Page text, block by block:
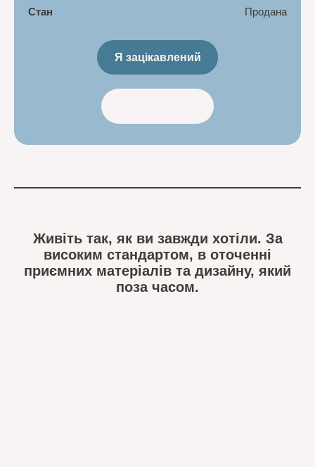
Стан Продана
Я зацікавлений
Живіть так, як ви завжди хотіли. За
високим стандартом, в оточенні
приємних матеріалів та дизайну, який
поза часом.